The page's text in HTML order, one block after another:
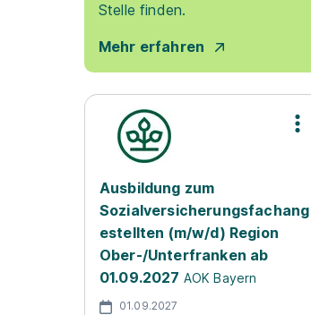
Stelle finden.
Mehr erfahren
Ausbildung zum
Sozialversicherungsfachang
estellten (m/w/d) Region
Ober-/Unterfranken ab
01.09.2027 AOK Bayern
01.09.2027